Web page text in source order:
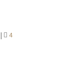
| 4